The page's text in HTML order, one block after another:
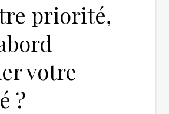
priorité,
votre
?